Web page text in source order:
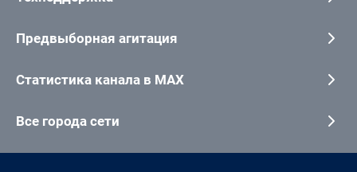
Предвыборная агитация
Статистика канала в MAX
Все города сети